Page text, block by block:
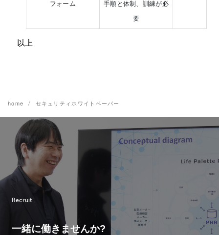
フォーム
手順と体制、訓練が必
要
以上
home セキュリティホワイトペーパー
Recruit
一緒に働きませんか?